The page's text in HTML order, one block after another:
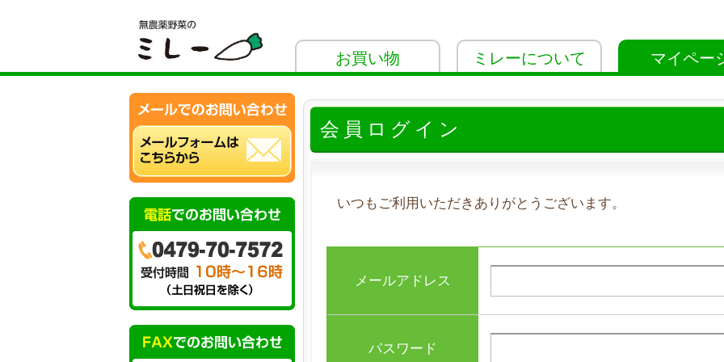
お買い物 ミレーについて マイペー
会員ログイン
いつもご利用いただきありがとうございます。
メールアドレス
パスワード